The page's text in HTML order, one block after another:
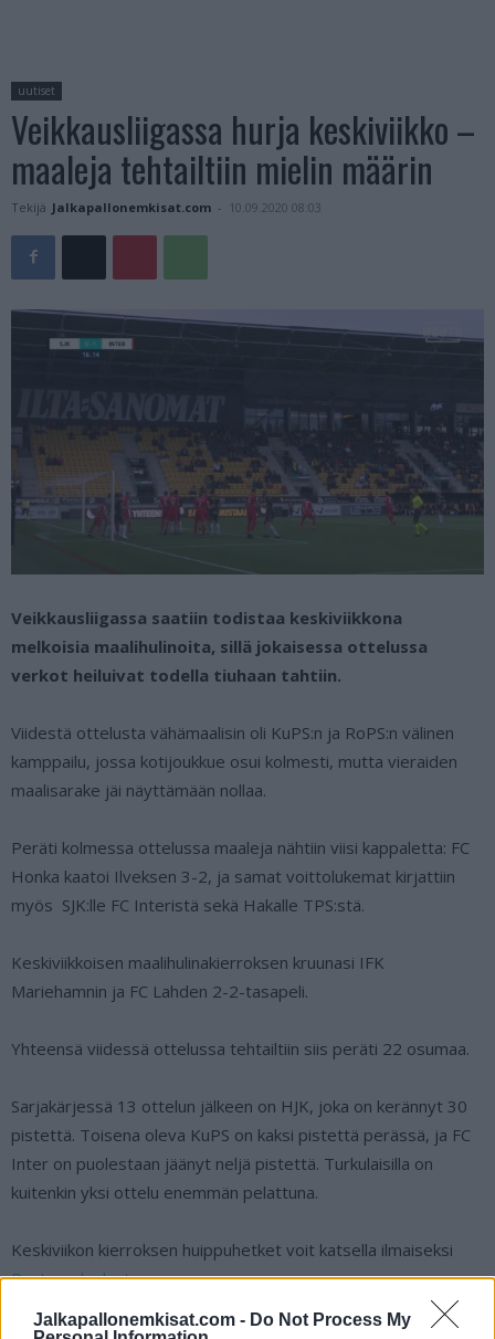
Jalkapallonemkisat.com - Do Not Process My
uutiset
Veikkausliigassa hurja keskiviikko –
maaleja tehtailtiin mielin määrin
Tekijä Jalkapallonemkisat.com - 10.09.2020 08:03
Veikkausliigassa saatiin todistaa keskiviikkona
melkoisia maalihulinoita, sillä jokaisessa ottelussa
verkot heiluivat todella tiuhaan tahtiin.
Viidestä ottelusta vähämaalisin oli KuPS:n ja RoPS:n välinen
kamppailu, jossa kotijoukkue osui kolmesti, mutta vieraiden
maalisarake jäi näyttämään nollaa.
Peräti kolmessa ottelussa maaleja nähtiin viisi kappaletta: FC
Honka kaatoi Ilveksen 3-2, ja samat voittolukemat kirjattiin
myös SJK:lle FC Interistä sekä Hakalle TPS:stä.
Keskiviikkoisen maalihulinakierroksen kruunasi IFK
Mariehamnin ja FC Lahden 2-2-tasapeli.
Yhteensä viidessä ottelussa tehtailtiin siis peräti 22 osumaa.
Sarjakärjessä 13 ottelun jälkeen on HJK, joka on kerännyt 30
pistettä. Toisena oleva KuPS on kaksi pistettä perässä, ja FC
Inter on puolestaan jäänyt neljä pistettä. Turkulaisilla on
kuitenkin yksi ottelu enemmän pelattuna.
Keskiviikon kierroksen huippuhetket voit katsella ilmaiseksi
Ruutu-palvelusta.